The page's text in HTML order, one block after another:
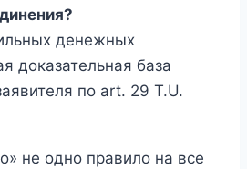
денежных
доказательная база
по art. 29 T.U.
не одно правило на все